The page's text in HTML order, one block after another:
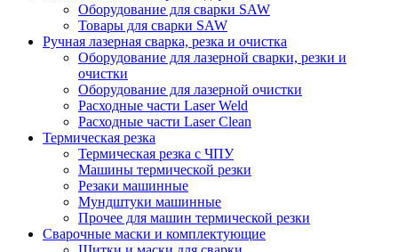
Оборудование для сварки SAW
Товары для сварки SAW
Ручная лазерная сварка, резка и очистка
Оборудование для лазерной сварки, резки и
очистки
Оборудование для лазерной очистки
Расходные части Laser Weld
Расходные части Laser Clean
Термическая резка
Термическая резка с ЧПУ
Машины термической резки
Резаки машинные
Мундштуки машинные
Прочее для машин термической резки
Сварочные маски и комплектующие